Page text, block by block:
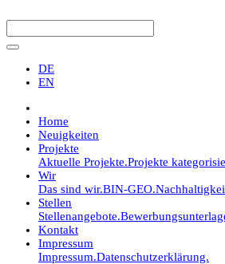
DE
EN
Home
Neuigkeiten
Projekte
Aktuelle Projekte.Projekte
Wir
Das sind wir.BIN-GEO.
Stellen
Stellenangebote.
Kontakt
Impressum
Impressum.Datenschutzerklärung.